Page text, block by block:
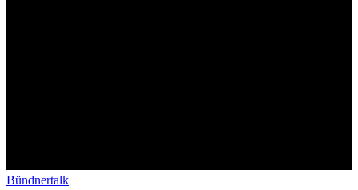
Bündnertalk